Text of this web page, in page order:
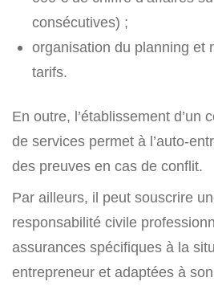
consécutives) ;
organisation du planning et
tarifs.
En outre, l’établissement d’un
de services permet à l’auto-
des preuves en cas de conflit.
Par ailleurs, il peut souscrire
responsabilité civile
assurances spécifiques à la
entrepreneur et adaptées à